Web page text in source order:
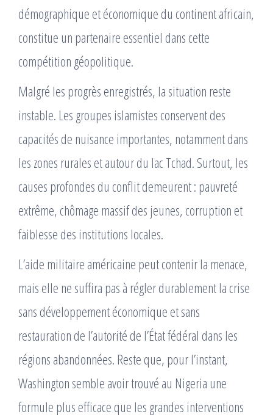
démographique et économique du continent africain,
constitue un partenaire essentiel dans cette
compétition géopolitique.
Malgré les progrès enregistrés, la situation reste
instable. Les groupes islamistes conservent des
capacités de nuisance importantes, notamment dans
les zones rurales et autour du lac Tchad. Surtout, les
causes profondes du conflit demeurent : pauvreté
extrême, chômage massif des jeunes, corruption et
faiblesse des institutions locales.
L’aide militaire américaine peut contenir la menace,
mais elle ne suffira pas à régler durablement la crise
sans développement économique et sans
restauration de l’autorité de l’État fédéral dans les
régions abandonnées. Reste que, pour l’instant,
Washington semble avoir trouvé au Nigeria une
formule plus efficace que les grandes interventions